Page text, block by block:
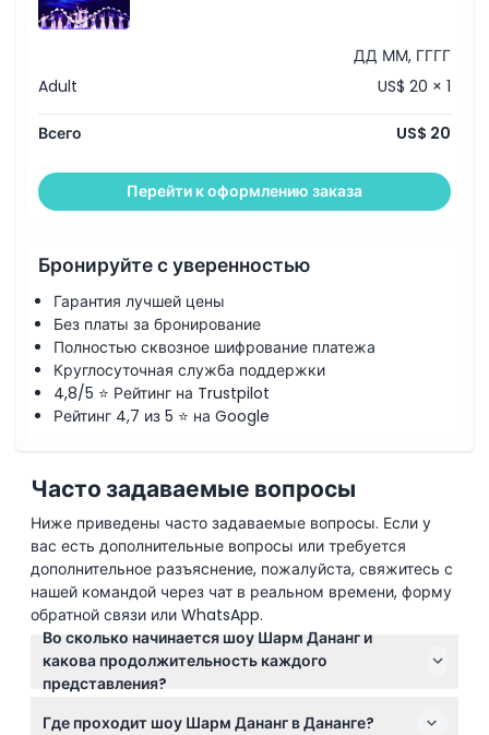
Политика в отношении детей и взрослых
Вещи, которые нужно знать
Дресс-код
Политика отмены
ДД ММ, ГГГГ
Adult
US$ 20 × 1
Всего US$ 20
Перейти к оформлению заказа
Бронируйте с уверенностью
Гарантия лучшей цены
Без платы за бронирование
Полностью сквозное шифрование платежа
Круглосуточная служба поддержки
4,8/5 ⭐ Рейтинг на Trustpilot
Рейтинг 4,7 из 5 ⭐ на Google
Часто задаваемые вопросы
Ниже приведены часто задаваемые вопросы. Если у
вас есть дополнительные вопросы или требуется
дополнительное разъяснение, пожалуйста, свяжитесь с
нашей командой через чат в реальном времени, форму
обратной связи или WhatsApp.
Во сколько начинается шоу Шарм Дананг и
какова продолжительность каждого
представления?
Шоу Шарм Дананг проводится дважды в день в
17:00 и 19:30, каждое выступление длится около 70
Где проходит шоу Шарм Дананг в Дананге?